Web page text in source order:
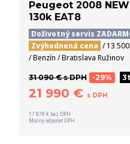
Peugeot 2008
130k EAT8
Doživotný servis
Zvýhodnená cena / 13
/ Benzín / Bratislava Ružinov
31 090 € s DPH -29%
21 990 € s DPH
17 878 € bez DPH
Možný odpočet DPH